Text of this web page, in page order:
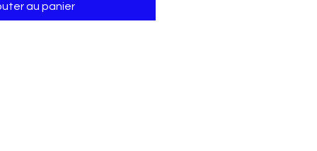
au panier